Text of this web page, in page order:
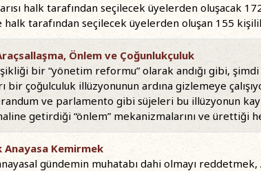
halk tarafından seçilecek üyelerden oluşacak
tarafından seçilecek üyelerden oluşan 155
Önlem ve Çoğunlukçuluk
bir “yönetim reformu” olarak andığı gibi,
çoğulculuk illüzyonunun ardına gizlemeye
ve parlamento gibi süjeleri bu illüzyonun
getirdiği “önlem” mekanizmalarını ve ürettiği
Anayasa Kemirmek
gündemin muhatabı dahi olmayı reddetmek,